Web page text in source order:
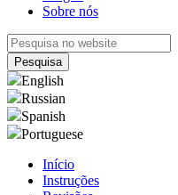
Sobre nós
English
Russian
Spanish
Portuguese
Início
Instruções